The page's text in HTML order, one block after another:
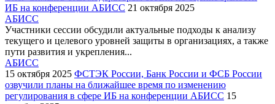
ИБ на конференции АБИСС 21 октября 2025
АБИСС
Участники сессии обсудили актуальные подходы к анализу
текущего и целевого уровней защиты в организациях, а также
пути развития и укрепления...
АБИСС
15 октября 2025 ФСТЭК России, Банк России и ФСБ России
озвучили планы на ближайшее время по изменению
регулирования в сфере ИБ на конференции АБИСС 15